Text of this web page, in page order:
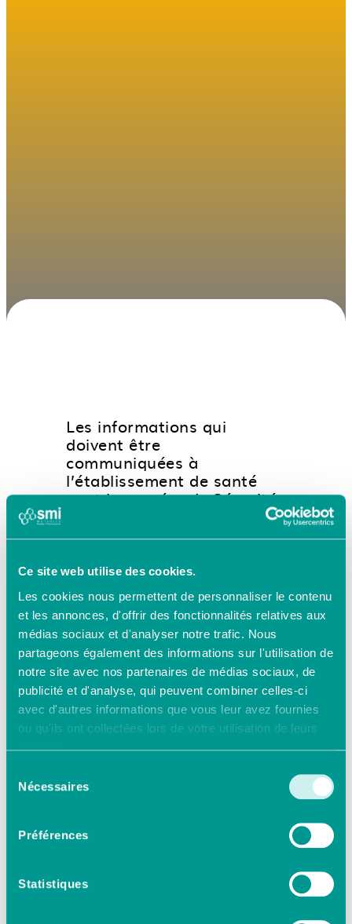
Ce site web utilise des cookies.
Les cookies nous permettent de personnaliser le contenu
et les annonces, d'offrir des fonctionnalités relatives aux
médias sociaux et d'analyser notre trafic. Nous
partageons également des informations sur l'utilisation de
notre site avec nos partenaires de médias sociaux, de
publicité et d'analyse, qui peuvent combiner celles-ci
avec d'autres informations que vous leur avez fournies
ou qu'ils ont collectées lors de votre utilisation de leurs
services.
Nécessaires
Préférences
Statistiques
Les informations qui
doivent être
communiquées à
l’établissement de santé
sont le numéro de Sécurité
naissance et le numéro
Toutes ces informations
sont présentes sur la carte
de tiers payant.
L’établissement de santé
devra ensuite saisir le
numéro d’entrée, la date
d’entrée, le début de la
période de prise en charge,
la durée estimée du séjour,
les prestations demandées.
réponse à votre question